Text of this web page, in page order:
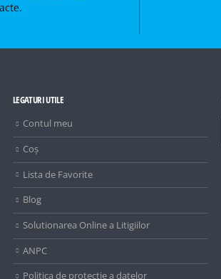
LEGATURI UTILE
Contul meu
Coș
Lista de Favorite
Blog
Solutionarea Online a Litigiilor
ANPC
Politica de protectie a datelor